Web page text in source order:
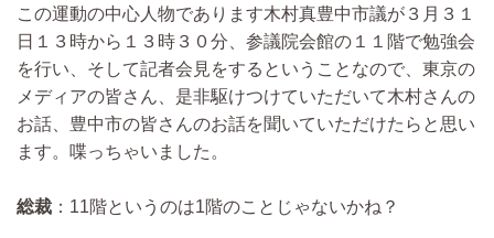
この運動の中心人物であります木村真豊中市議が３月３１
日１３時から１３時３０分、参議院会館の１１階で勉強会
を行い、そして記者会見をするということなので、東京の
メディアの皆さん、是非駆けつけていただいて木村さんの
お話、豊中市の皆さんのお話を聞いていただけたらと思い
ます。喋っちゃいました。
総裁 ：11階というのは1階のことじゃないかね？